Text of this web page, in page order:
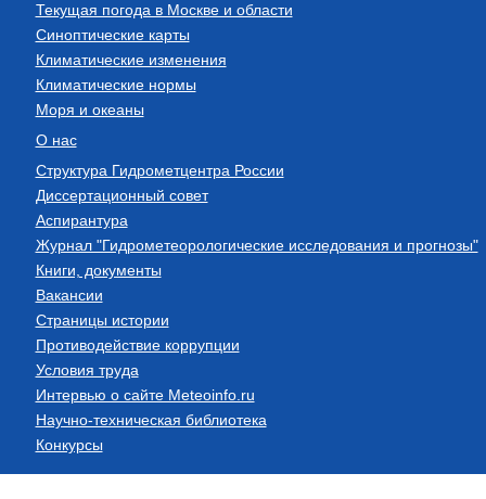
Текущая погода в Москве и области
Синоптические карты
Климатические изменения
Климатические нормы
Моря и океаны
О нас
Структура Гидрометцентра России
Диссертационный совет
Аспирантура
Журнал "Гидрометеорологические исследования и прогнозы"
Книги, документы
Вакансии
Страницы истории
Противодействие коррупции
Условия труда
Интервью о сайте Meteoinfo.ru
Научно-техническая библиотека
Конкурсы